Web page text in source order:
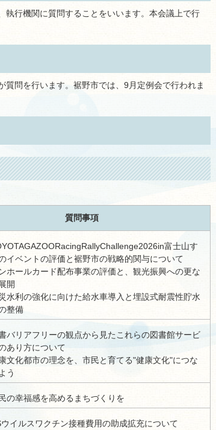
行機関に質問することをいいます。本会議上で行
問を行います。裾野市では、9月定例会で行われま
質問事項
富士山す
イベントの評価と裾野市の戦略的関与について
ホールカード配布事業の評価と、観光振興への更な
開
水利の強化に向けた給水車導入と埋設式耐震性貯水
整備
バリアフリーの観点から見たこれらの図書館サービ
あり方について
文化都市の理念を、市民と育てる"健康文化"につな
う
の幸福感を高めるまちづくりを
ウイルスワクチン接種費用の助成拡充について